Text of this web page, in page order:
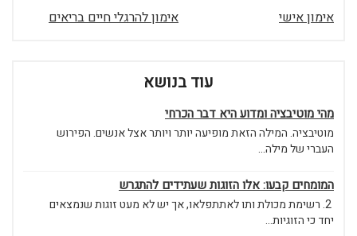
אימון אישי אימון להרגלי חיים בריאים
עוד בנושא
מהי מוטיבציה ומדוע היא דבר הכרחי
מוטיבציה. המילה הזאת מופיעה יותר ויותר אצל אנשים. הפירוש
העברי של מילה...
המומחים קבעו: אלו הזוגות שעתידים להתגרש
2. רשימת מכולת ותו לאתתפלאו, אך יש לא מעט זוגות שנמצאים
יחד כי הזוגיות...